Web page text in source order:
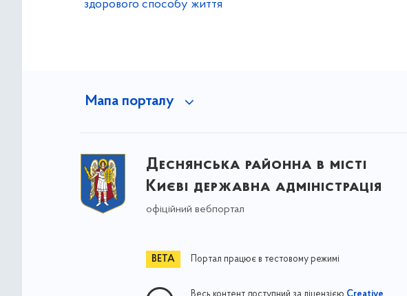
здорового способу життя
Мапа порталу
Деснянська районна в місті
Києві державна адміністрація
офіційний вебпортал
Портал працює в тестовому режимі